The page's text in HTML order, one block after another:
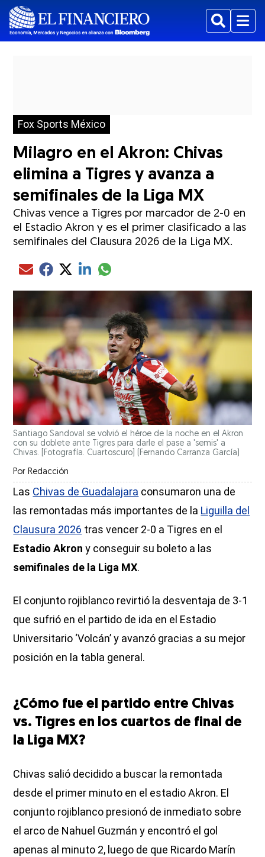
BuscarMenu
Fox Sports México
Milagro en el Akron: Chivas
elimina a Tigres y avanza a
semifinales de la Liga MX
Chivas vence a Tigres por marcador de 2-0 en
el Estadio Akron y es el primer clasificado a las
semifinales del Clausura 2026 de la Liga MX.
Compartir el artículo actual mediante Email
Compartir el artículo actual mediante Facebook
Compartir el artículo actual mediante Twitter
Compartir el artículo actual mediante LinkedIn
Compartir el artículo actual mediante
Santiago Sandoval se volvió el héroe de la noche en el Akron
con su doblete ante Tigres para darle el pase a 'semis' a
Chivas. [Fotografía. Cuartoscuro]
(Fernando Carranza García)
Por Redacción
Las Chivas de Guadalajara consumaron una de
las remontadas más importantes de la Liguilla del
Clausura 2026 tras vencer 2-0 a Tigres en el
Estadio Akron y conseguir su boleto a las
semifinales de la Liga MX.
El conjunto rojiblanco revirtió la desventaja de 3-1
que sufrió en el partido de ida en el Estadio
Universitario ‘Volcán’ y avanzó gracias a su mejor
posición en la tabla general.
¿Cómo fue el partido entre Chivas
vs. Tigres en los cuartos de final de
la Liga MX?
Chivas salió decidido a buscar la remontada
desde el primer minuto en el estadio Akron. El
conjunto rojiblanco presionó de inmediato sobre
el arco de Nahuel Guzmán y encontró el gol
apenas al minuto 2, luego de que Ricardo Marín